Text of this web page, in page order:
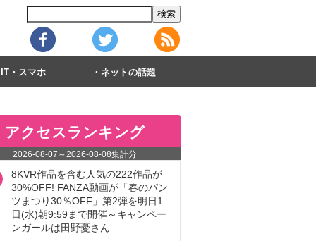
IT・スマホ ネットの話題
アクセスランキング
2026-08-07 ～2026-08-08集計分
8KVR作品を含む人気の222作品が
30%OFF! FANZA動画が「春のパン
ツまつり30％OFF」第2弾を明日1
日(水)朝9:59まで開催～キャンペー
ンガールは田野憂さん